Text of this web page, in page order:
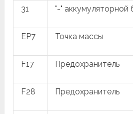
31 "-" аккумуляторной
EP7 Точка массы
F17 Предохранитель
F28 Предохранитель